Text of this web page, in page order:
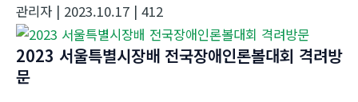
관리자 | 2023.10.17 | 412
2023 서울특별시장배 전국장애인론볼대회 격려방
문